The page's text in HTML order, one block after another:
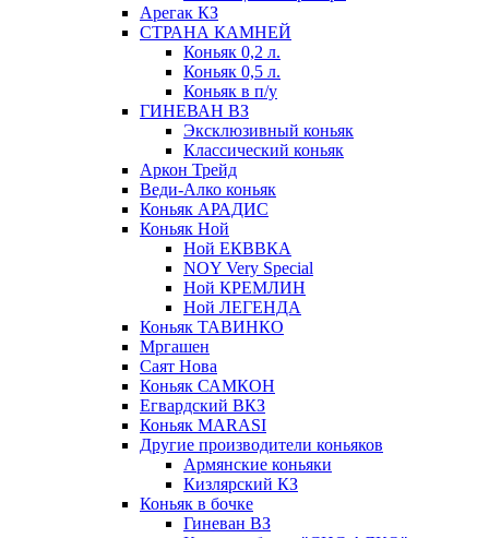
Арегак КЗ
СТРАНА КАМНЕЙ
Коньяк 0,2 л.
Коньяк 0,5 л.
Коньяк в п/у
ГИНЕВАН ВЗ
Эксклюзивный коньяк
Классический коньяк
Аркон Трейд
Веди-Алко коньяк
Коньяк АРАДИС
Коньяк Ной
Ной ЕКВВКА
NOY Very Special
Ной КРЕМЛИН
Ной ЛЕГЕНДА
Коньяк ТАВИНКО
Мргашен
Саят Нова
Коньяк САМКОН
Егвардский ВКЗ
Коньяк MARASI
Другие производители коньяков
Армянские коньяки
Кизлярский КЗ
Коньяк в бочке
Гиневан ВЗ